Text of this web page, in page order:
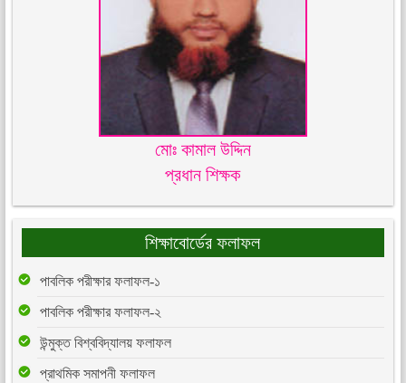
মোঃ কামাল উদ্দিন
প্রধান শিক্ষক
শিক্ষাবোর্ডের ফলাফল
পাবলিক পরীক্ষার ফলাফল-১
পাবলিক পরীক্ষার ফলাফল-২
উন্মুক্ত বিশ্ববিদ্যালয় ফলাফল
প্রাথমিক সমাপনী ফলাফল